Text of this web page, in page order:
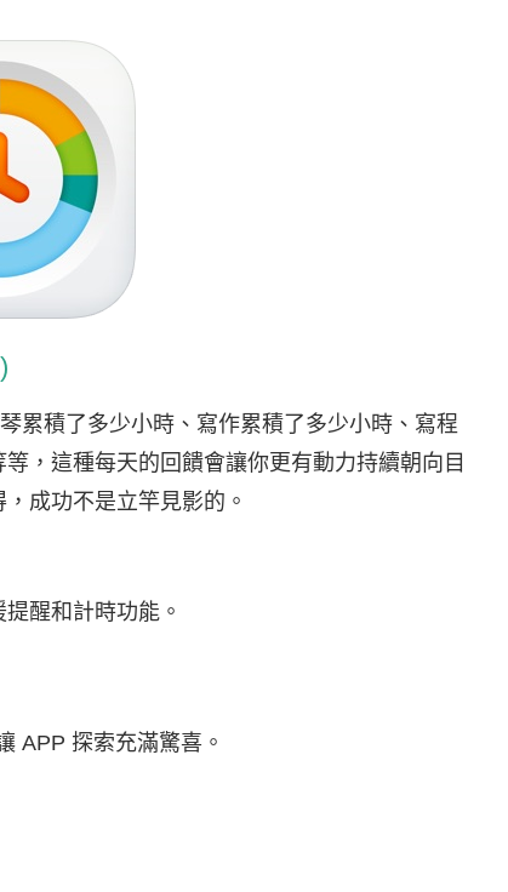
)
累積了多少小時、寫作累積了多少小時、寫程
，這種每天的回饋會讓你更有動力持續朝向目
成功不是立竿見影的。
醒和計時功能。
APP 探索充滿驚喜。